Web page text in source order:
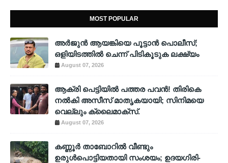
MOST POPULAR
അര്‍ജുന്‍ ആയങ്കിയെ പൂട്ടാന്‍ പൊലീസ്;
ഒളിയിടത്തില്‍ ചെന്ന് പിടികൂടുക ലക്ഷ്യം
August 07, 2026
ആക്രി പെട്ടിയിൽ പത്തര പവൻ! തിരികെ
നൽകി അസീസ് മാതൃകയായി; സിനിമയെ
വെല്ലും ക്ലൈമാക്സ്.
August 07, 2026
കണ്ണൂർ താബോറിൽ വീണ്ടും
ഉരുൾപൊട്ടിയതായി സംശയം; ഉദയഗിരി-